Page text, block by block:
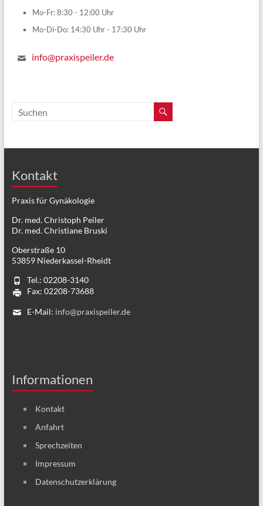
Mo-Fr: 8:30 - 12:00 Uhr
Mo-Di-Do: 14:30 Uhr - 17:30 Uhr
info@praxispeiler.de
Kontakt
Praxis für Gynäkologie
Dr. med. Christoph Peiler
Dr. med. Christiane Bruski
Oberstraße 10
53859 Niederkassel-Rheidt
Tel.: 02208-3140
Fax: 02208-73688
E-Mail: info@praxispeiler.de
Informationen
Kontakt
Anfahrt
Sprechzeiten
Impressum
Datenschutzerklärung